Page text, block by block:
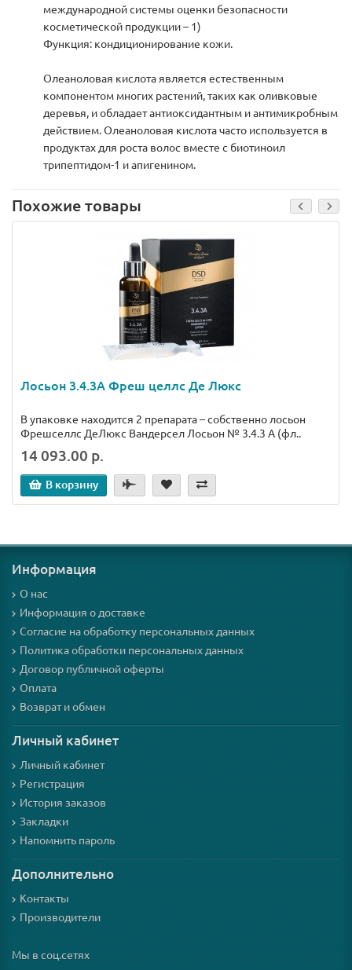
международной системы оценки безопасности
косметической продукции – 1)
Функция: кондиционирование кожи.
Олеаноловая кислота является естественным
компонентом многих растений, таких как оливковые
деревья, и обладает антиоксидантным и антимикробным
действием. Олеаноловая кислота часто используется в
продуктах для роста волос вместе с биотиноил
трипептидом-1 и апигенином.
Похожие товары
Лосьон 3.4.3А Фреш целлс Де Люкс
В упаковке находится 2 препарата – собственно лосьон
Фрешселлс ДеЛюкс Вандерсел Лосьон № 3.4.3 А (фл..
14 093.00 р.
В корзину
Информация
О нас
Информация о доставке
Согласие на обработку персональных данных
Политика обработки персональных данных
Договор публичной оферты
Оплата
Возврат и обмен
Личный кабинет
Личный кабинет
Регистрация
История заказов
Закладки
Напомнить пароль
Дополнительно
Контакты
Производители
Мы в соц.сетях